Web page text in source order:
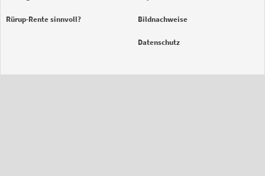
Rürup-Rente sinnvoll? Bildnachweise
Datenschutz